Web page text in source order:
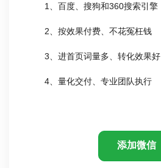
1、百度、搜狗和360搜索引擎
2、按效果付费、不花冤枉钱
3、进首页词量多、转化效果好
4、量化交付、专业团队执行
添加微信